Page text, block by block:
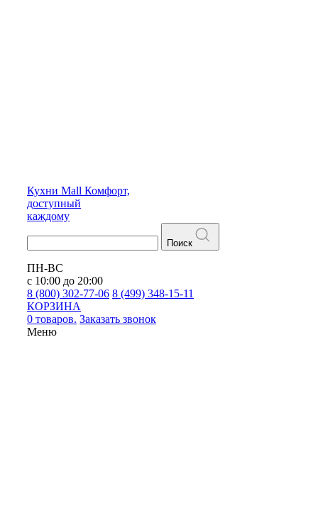
Кухни Mall Комфорт,
доступный
каждому
Поиск
ПН-ВС
с 10:00 до 20:00
8 (800) 302-77-06 8 (499) 348-15-11
КОРЗИНА
0 товаров. Заказать звонок
Меню